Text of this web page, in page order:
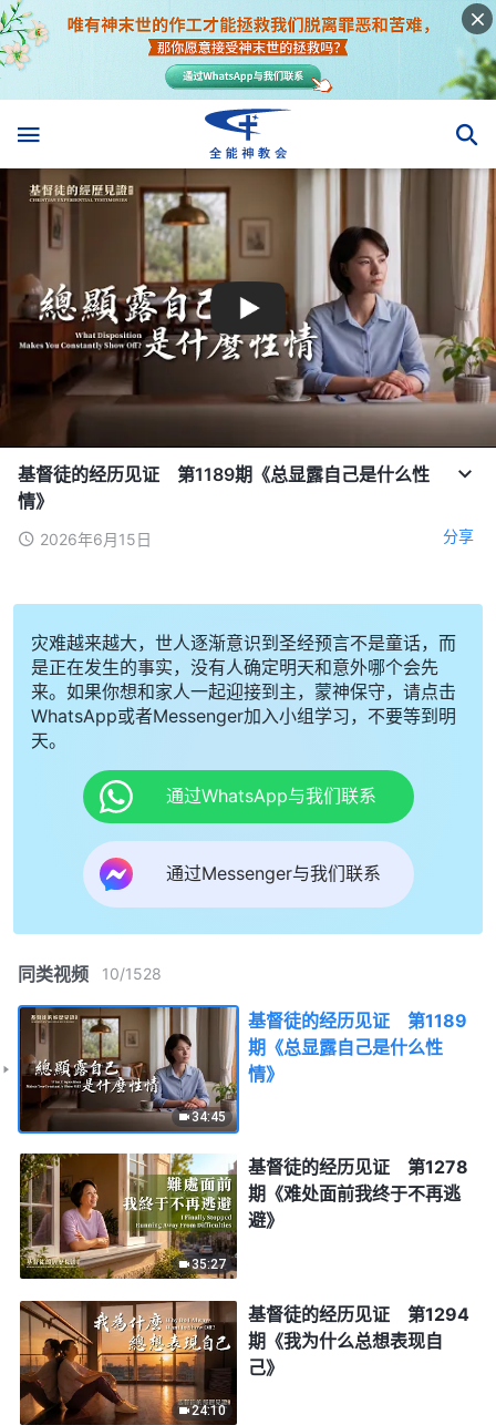
基督徒的经历见证 第1189期《总显露自己是什么性
情》
2026年6月15日 分享
灾难越来越大，世人逐渐意识到圣经预言不是童话，而
是正在发生的事实，没有人确定明天和意外哪个会先
来。如果你想和家人一起迎接到主，蒙神保守，请点击
WhatsApp或者Messenger加入小组学习，不要等到明
天。
通过WhatsApp与我们联系
通过Messenger与我们联系
同类视频 10/1528
34:45
基督徒的经历见证 第1189
期《总显露自己是什么性
情》
35:27
基督徒的经历见证 第1278
期《难处面前我终于不再逃
避》
24:10
基督徒的经历见证 第1294
期《我为什么总想表现自
己》